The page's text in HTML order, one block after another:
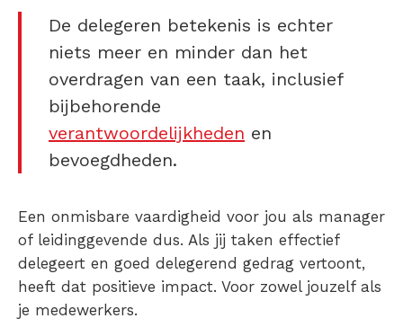
De delegeren betekenis is echter
niets meer en minder dan het
overdragen van een taak, inclusief
bijbehorende
verantwoordelijkheden en
bevoegdheden.
Een onmisbare vaardigheid voor jou als manager
of leidinggevende dus. Als jij taken effectief
delegeert en goed delegerend gedrag vertoont,
heeft dat positieve impact. Voor zowel jouzelf als
je medewerkers.